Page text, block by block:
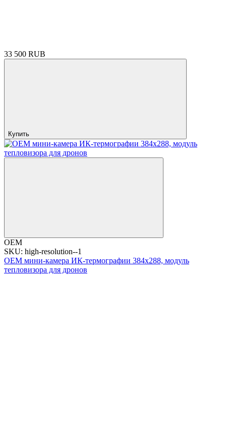
33 500 RUB
Купить
OEM
SKU: high-resolution--1
OEM мини-камера ИК-термографии 384x288, модуль
тепловизора для дронов